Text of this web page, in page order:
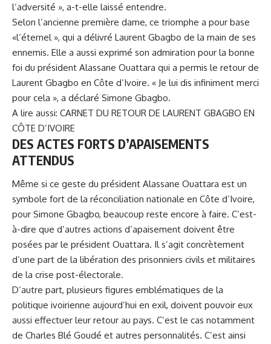
l’adversité », a-t-elle laissé entendre.
Selon l’ancienne première dame, ce triomphe a pour base
«l’éternel », qui a délivré Laurent Gbagbo de la main de ses
ennemis. Elle a aussi exprimé son admiration pour la bonne
foi du président Alassane Ouattara qui a permis le retour de
Laurent Gbagbo en Côte d’Ivoire. « Je lui dis infiniment merci
pour cela », a déclaré Simone Gbagbo.
A lire aussi: CARNET DU RETOUR DE LAURENT GBAGBO EN
CÔTE D’IVOIRE
DES ACTES FORTS D’APAISEMENTS
ATTENDUS
Même si ce geste du président Alassane Ouattara est un
symbole fort de la réconciliation nationale en Côte d’Ivoire,
pour Simone Gbagbo, beaucoup reste encore à faire. C’est-
à-dire que d’autres actions d’apaisement doivent être
posées par le président Ouattara. Il s’agit concrètement
d’une part de la libération des prisonniers civils et militaires
de la crise post-électorale.
D’autre part, plusieurs figures emblématiques de la
politique ivoirienne aujourd’hui en exil, doivent pouvoir eux
aussi effectuer leur retour au pays. C’est le cas notamment
de Charles Blé Goudé et autres personnalités. C’est ainsi